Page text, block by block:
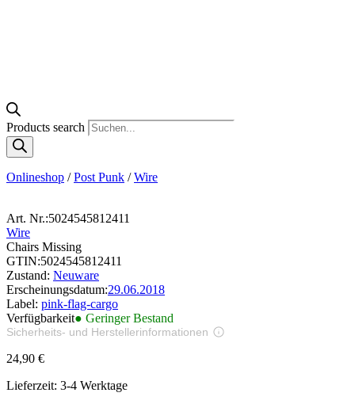
Products search
Onlineshop /Post Punk /Wire
Art. Nr.:5024545812411
Wire
Chairs Missing
GTIN:5024545812411
Zustand: Neuware
Erscheinungsdatum:29.06.2018
Label: pink-flag-cargo
Verfügbarkeit● Geringer Bestand
Sicherheits- und Herstellerinformationen
24,90 €
Lieferzeit: 3-4 Werktage